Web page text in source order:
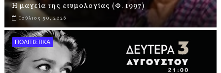
Η μαγεία της ετυμολογίας (Φ. 1997)
Ιούλιος 30, 2026
ΠΟΛΙΤΙΣΤΙΚΑ